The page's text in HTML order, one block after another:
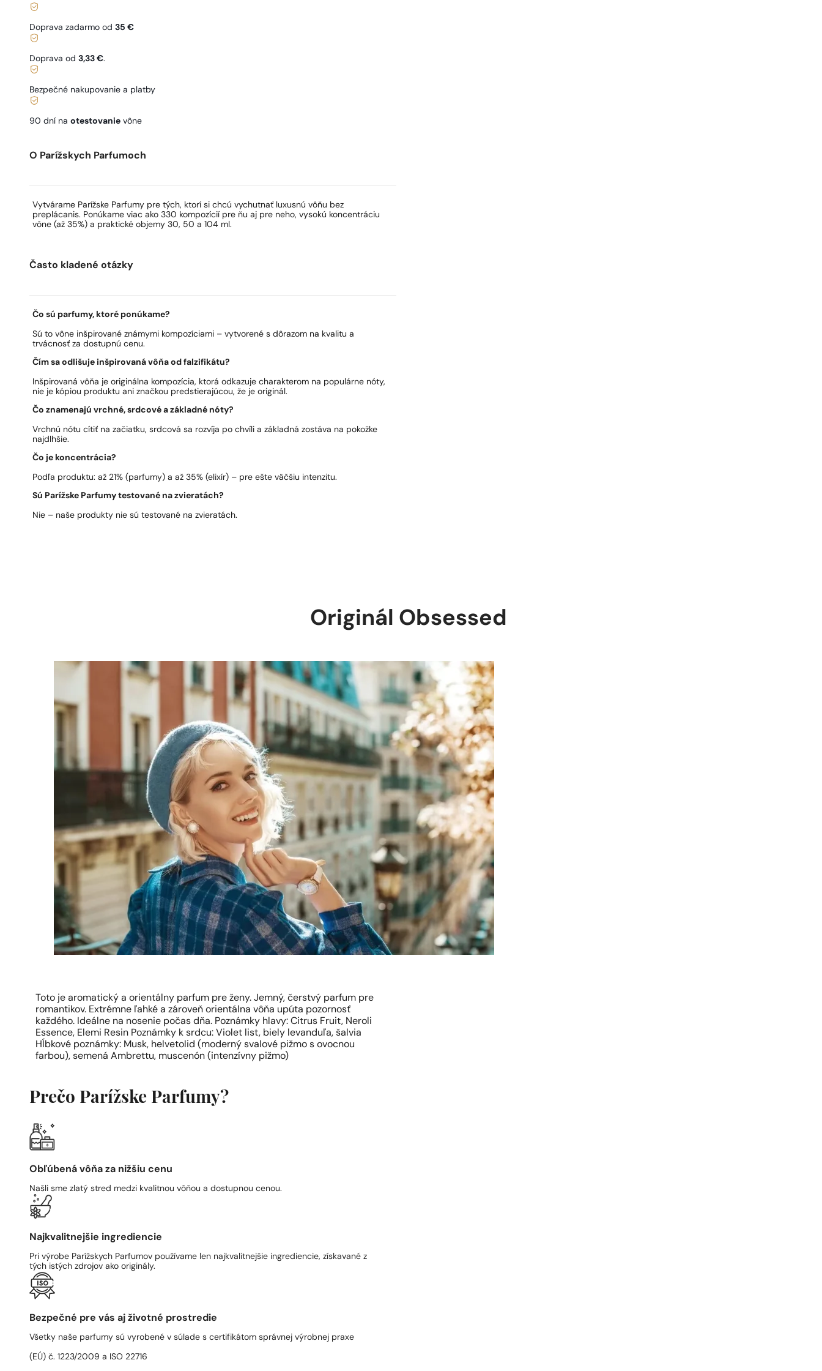
Doprava zadarmo od 35 €
Doprava od 3,33 €.
Bezpečné nakupovanie a platby
90 dní na otestovanie vône
O Parížskych Parfumoch
Vytvárame Parížske Parfumy pre tých, ktorí si chcú vychutnať luxusnú vôňu bez
preplácanis. Ponúkame viac ako 330 kompozícií pre ňu aj pre neho, vysokú koncentráciu
vône (až 35%) a praktické objemy 30, 50 a 104 ml.
Často kladené otázky
Čo sú parfumy, ktoré ponúkame?
Sú to vône inšpirované známymi kompozíciami – vytvorené s dôrazom na kvalitu a
trvácnosť za dostupnú cenu.
Čím sa odlišuje inšpirovaná vôňa od falzifikátu?
Inšpirovaná vôňa je originálna kompozícia, ktorá odkazuje charakterom na populárne nóty,
nie je kópiou produktu ani značkou predstierajúcou, že je originál.
Čo znamenajú vrchné, srdcové a základné nóty?
Vrchnú nótu cítiť na začiatku, srdcová sa rozvíja po chvíli a základná zostáva na pokožke
najdlhšie.
Čo je koncentrácia?
Podľa produktu: až 21% (parfumy) a až 35% (elixír) – pre ešte väčšiu intenzitu.
Sú Parížske Parfumy testované na zvieratách?
Nie – naše produkty nie sú testované na zvieratách.
Originál Obsessed
Toto je aromatický a orientálny parfum pre ženy. Jemný, čerstvý parfum pre
romantikov. Extrémne ľahké a zároveň orientálna vôňa upúta pozornosť
každého. Ideálne na nosenie počas dňa. Poznámky hlavy: Citrus Fruit, Neroli
Essence, Elemi Resin Poznámky k srdcu: Violet list, biely levanduľa, šalvia
Hĺbkové poznámky: Musk, helvetolid (moderný svalové pižmo s ovocnou
farbou), semená Ambrettu, muscenón (intenzívny pižmo)
Prečo Parížske Parfumy?
Obľúbená vôňa za nižšiu cenu
Našli sme zlatý stred medzi kvalitnou vôňou a dostupnou cenou.
Najkvalitnejšie ingrediencie
Pri výrobe Parížskych Parfumov používame len najkvalitnejšie ingrediencie, získavané z
tých istých zdrojov ako originály.
Bezpečné pre vás aj životné prostredie
Všetky naše parfumy sú vyrobené v súlade s certifikátom správnej výrobnej praxe
(EÚ) č. 1223/2009 a ISO 22716